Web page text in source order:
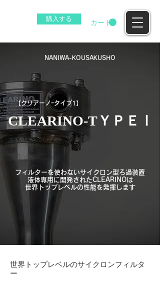
購入する
カート
​NANIWA-KOUSAKUSHO
​【クリアーノｰタイプ1】
​CLEARINO-TＹＰＥⅠ
フィルターを使わないサイクロン型ろ過装置
液体専用に開発されたCLEARINOは
​世界トップレベルの性能を発揮します
世界トップレベルのサイクロンフィルタ
ー